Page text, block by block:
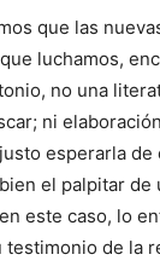
que las
luchamos,
no una
ni
esperarla de
el palpitar de
este caso, lo
testimonio de la